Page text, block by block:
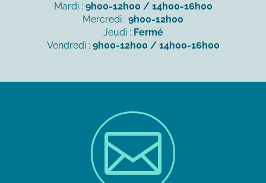
Mardi : 9h00-12h00 / 14h00-16h00
Mercredi : 9h00-12h00
Jeudi : Fermé
Vendredi : 9h00-12h00 / 14h00-16h00
